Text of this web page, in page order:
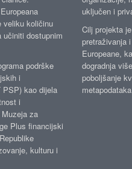
veliku količinu
učiniti dostupnim
podrške
i
PSP) kao dijela
i
za
Plus financijski
kulturu i
uključen i
Cilj projekta
pretraživanja
Europeane,
dogradnja
poboljšanje